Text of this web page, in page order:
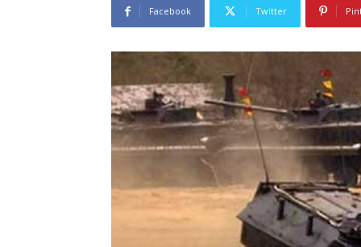
Facebook Twitter